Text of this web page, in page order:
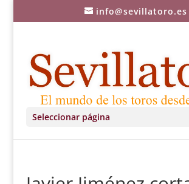
info@sevillatoro.es
Seleccionar página